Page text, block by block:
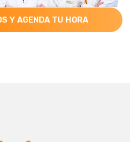
Y AGENDA TU HORA